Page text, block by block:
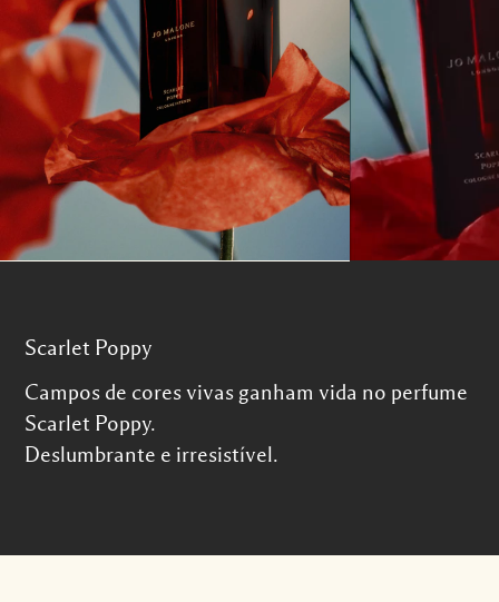
Scarlet Poppy
Campos de cores vivas ganham vida no perfume
Scarlet Poppy.
Deslumbrante e irresistível.